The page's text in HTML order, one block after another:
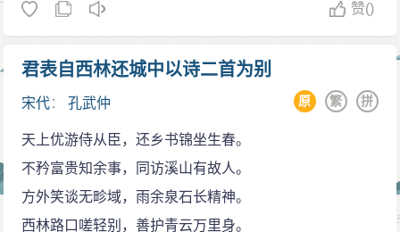
赞()
君表自西林还城中以诗二首为别
宋代：孔武仲 拼
繁
原
天上优游侍从臣，还乡书锦坐生春。
不矜富贵知余事，同访溪山有故人。
方外笑谈无畛域，雨余泉石长精神。
西林路口嗟轻别，善护青云万里身。